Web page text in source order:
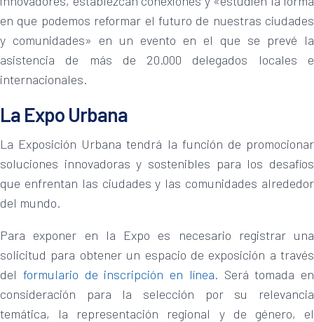
en que podemos reformar el futuro de nuestras ciudades
y comunidades» en un evento en el que se prevé la
asistencia de más de 20.000 delegados locales e
internacionales.
La Expo Urbana
La Exposición Urbana tendrá la función de promocionar
soluciones innovadoras y sostenibles para los desafíos
que enfrentan las ciudades y las comunidades alrededor
del mundo.
Para exponer en la Expo es necesario registrar una
solicitud para obtener un espacio de exposición a través
del formulario de inscripción en línea. Será tomada en
consideración para la selección por su relevancia
temática, la representación regional y de género, el